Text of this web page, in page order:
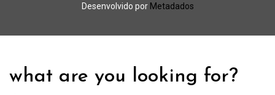
Desenvolvido por Metadados
what are you looking for?